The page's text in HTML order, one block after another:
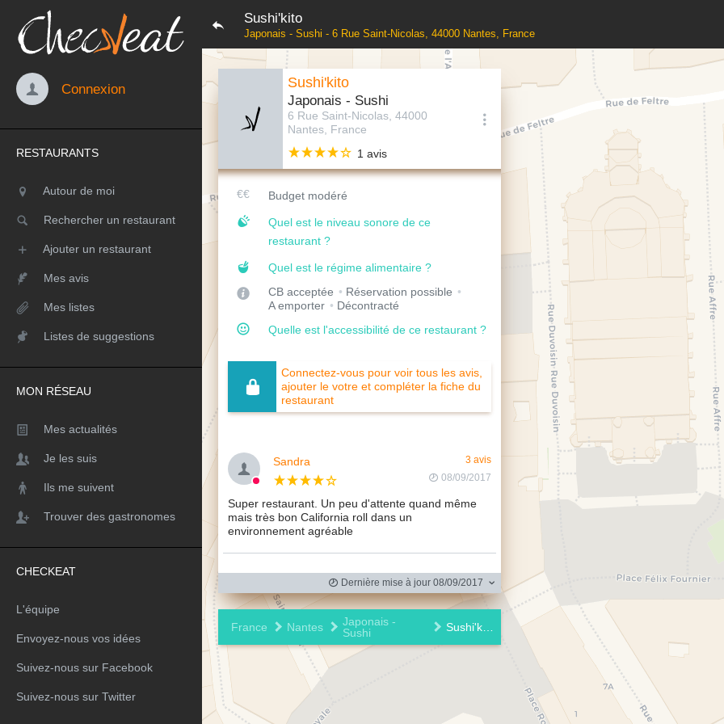
Sushi'kito
Japonais - Sushi - 6 Rue Saint-Nicolas, 44000 Nantes, France
Connexion
RESTAURANTS
Autour de moi
Rechercher un restaurant
Ajouter un restaurant
Mes avis
Mes listes
Listes de suggestions
MON RÉSEAU
Mes actualités
Je les suis
Ils me suivent
Trouver des gastronomes
CHECKEAT
L'équipe
Envoyez-nous vos idées
Suivez-nous sur Facebook
Suivez-nous sur Twitter
Sushi'kito
Japonais - Sushi
6 Rue Saint-Nicolas, 44000
Nantes, France
1 avis
Budget modéré
Quel est le niveau sonore de ce
restaurant ?
Quel est le régime alimentaire ?
CB acceptée
Réservation possible
A emporter
Décontracté
Quelle est l'accessibilité de ce restaurant ?
Connectez-vous pour voir tous les avis,
ajouter le votre et compléter la fiche du
restaurant
Sandra
3 avis
08/09/2017
Super restaurant. Un peu d'attente quand même
mais très bon California roll dans un
environnement agréable
Dernière mise à jour 08/09/2017
France Nantes
Japonais -
Sushi